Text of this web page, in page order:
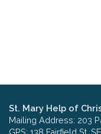
St. Mary Help of
Mailing Address: 203
GPS: 138 Fairfield St.